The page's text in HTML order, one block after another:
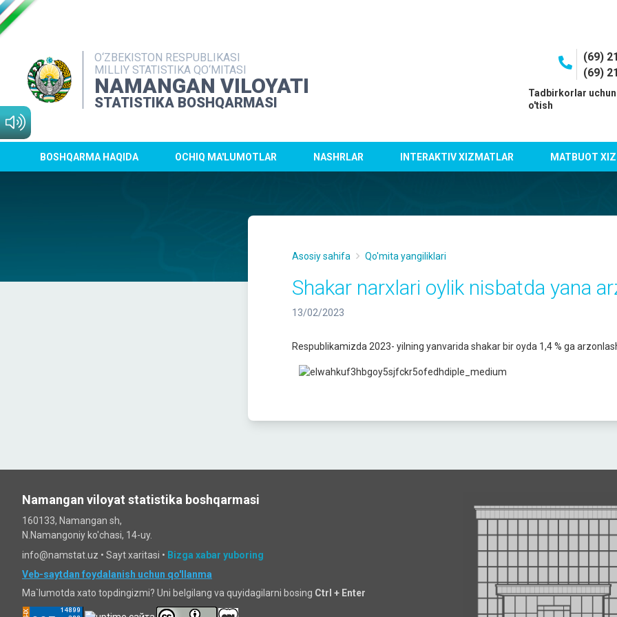
O‘ZBEKISTON RESPUBLIKASI
MILLIY STATISTIKA QO‘MITASI
NAMANGAN VILOYATI
STATISTIKA BOSHQARMASI
(69)
(69)
Tadbirkorlar
o'tish
BOSHQARMA HAQIDA OCHIQ MA'LUMOTLAR NASHRLAR INTERAKTIV XIZMATLAR MATBUOT
Asosiy sahifa Qo'mita yangiliklari
Shakar narxlari oylik nisbatda yana
13/02/2023
Respublikamizda 2023- yilning yanvarida shakar bir oyda 1,4 % ga
Namangan viloyat statistika boshqarmasi
160133, Namangan sh,
N.Namangoniy ko'chasi, 14-uy.
info@namstat.uz • Sayt xaritasi • Bizga xabar yuboring
Veb-saytdan foydalanish uchun qo'llanma
Ma`lumotda xato topdingizmi? Uni belgilang va quyidagilarni bosing Ctrl + Enter